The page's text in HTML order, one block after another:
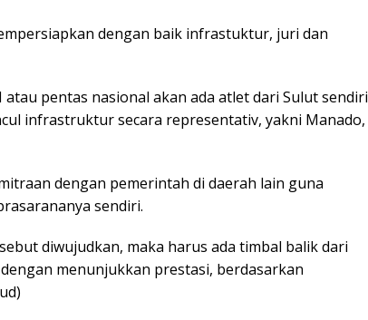
dengan baik infrastuktur, juri dan
pentas nasional akan ada atlet dari Sulut sendiri
infrastruktur secara representativ, yakni Manado,
dengan pemerintah di daerah lain guna
sendiri.
diwujudkan, maka harus ada timbal balik dari
menunjukkan prestasi, berdasarkan